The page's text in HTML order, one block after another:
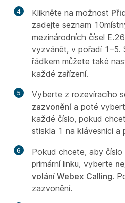
4 Klikněte na možnost
zadejte seznam
mezinárodních čísel
vyzvánět, v pořadí 1–5.
řádkem můžete také
každé zařízení.
5 Vyberte z rozevíracího
zazvonění a poté
každé číslo, pokud
stiskla 1 na klávesnici a
6
Pokud chcete, aby
primární linku, vyberte
volání Webex Calling.
zazvonění.